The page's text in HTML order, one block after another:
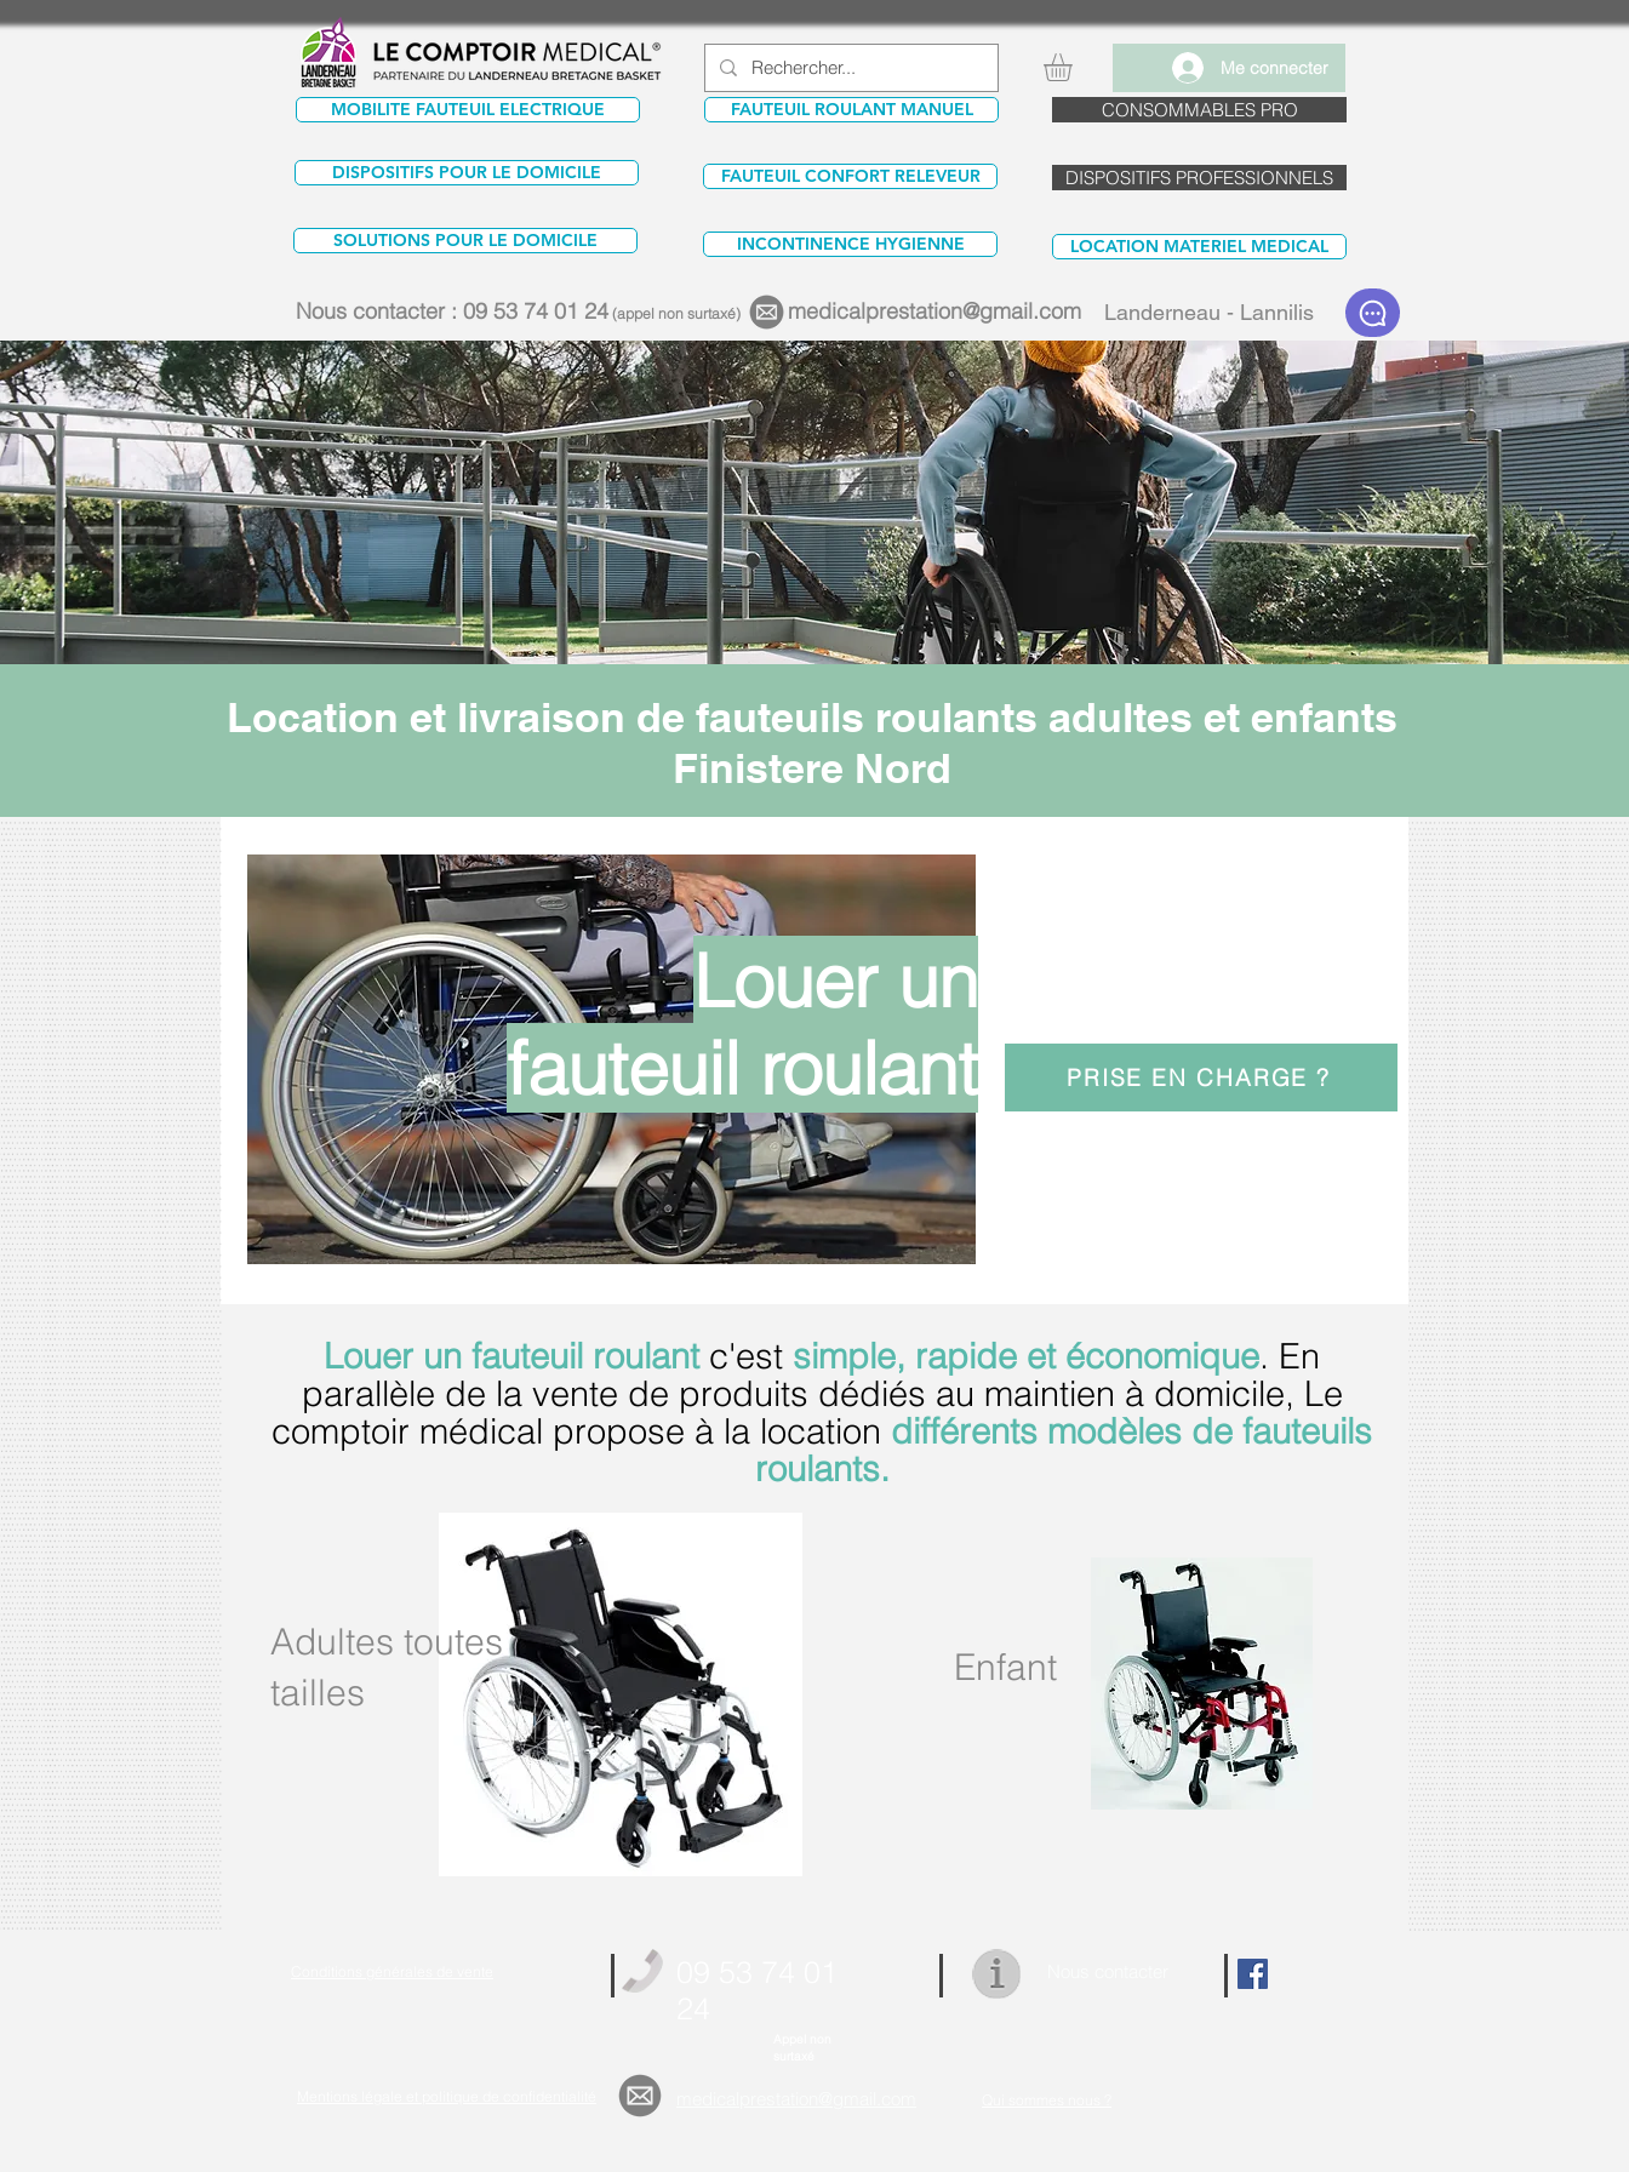
MOBILITE FAUTEUIL ELECTRIQUE FAUTEUIL ROULANT MANUEL
Me connecter
CONSOMMABLES PRO
DISPOSITIFS POUR LE DOMICILE FAUTEUIL CONFORT RELEVEUR DISPOSITIFS PROFESSIONNELS
LOCATION MATERIEL MEDICAL
Landerneau - Lannilis
Nous contacter : 09 53 74 01 24 (appel non surtaxé) medicalprestation@gmail.com
SOLUTIONS POUR LE DOMICILE INCONTINENCE HYGIENNE
Location et livraison de fauteuils roulants adultes et enfants
Finistere Nord
Louer un
fauteuil roulant
PRISE EN CHARGE ?
Louer un fauteuil roulantc'est simple, rapide et économique. En
parallèle de la vente de produits dédiés au maintien à domicile, Le
comptoir médical propose à la location différents modèles de fauteuils
roulants.
Adultes toutes
tailles
Enfant